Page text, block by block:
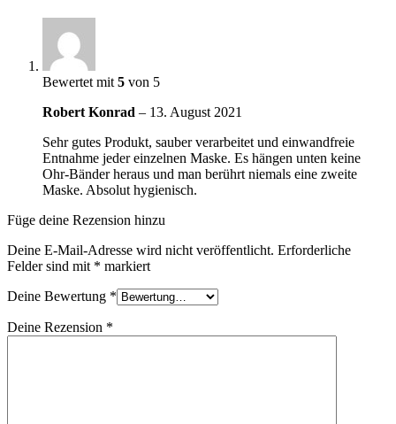
Bewertet mit 5 von 5
Robert Konrad – 13. August 2021
Sehr gutes Produkt, sauber verarbeitet und einwandfreie
Entnahme jeder einzelnen Maske. Es hängen unten keine
Ohr-Bänder heraus und man berührt niemals eine zweite
Maske. Absolut hygienisch.
Füge deine Rezension hinzu
Deine E-Mail-Adresse wird nicht veröffentlicht. Erforderliche
Felder sind mit * markiert
Deine Bewertung *
Deine Rezension *